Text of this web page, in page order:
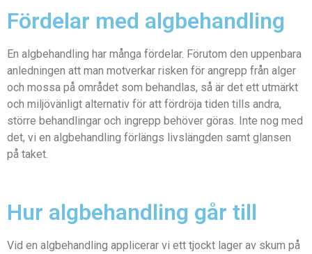
Fördelar med algbehandling
En algbehandling har många fördelar. Förutom den uppenbara
anledningen att man motverkar risken för angrepp från alger
och mossa på området som behandlas, så är det ett utmärkt
och miljövänligt alternativ för att fördröja tiden tills andra,
större behandlingar och ingrepp behöver göras. Inte nog med
det, vi en algbehandling förlängs livslängden samt glansen
på taket.
Hur algbehandling går till
Vid en algbehandling applicerar vi ett tjockt lager av skum på